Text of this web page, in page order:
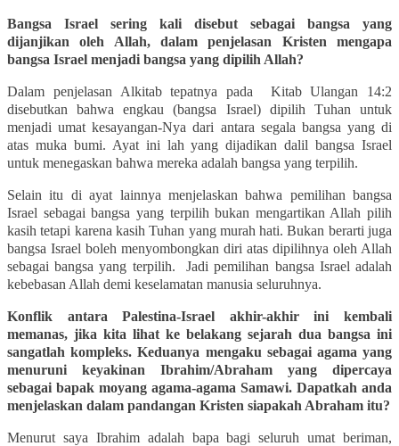
Bangsa Israel sering kali disebut sebagai bangsa yang
dijanjikan oleh Allah, dalam penjelasan Kristen mengapa
bangsa Israel menjadi bangsa yang dipilih Allah?
Dalam penjelasan Alkitab tepatnya pada
Kitab Ulangan 14:2
disebutkan bahwa engkau (bangsa Israel) dipilih Tuhan untuk
menjadi umat kesayangan-Nya dari antara segala bangsa yang di
atas muka bumi. Ayat ini lah yang dijadikan dalil bangsa Israel
untuk menegaskan bahwa mereka adalah bangsa yang terpilih.
Selain itu di ayat lainnya menjelaskan bahwa pemilihan bangsa
Israel sebagai bangsa yang terpilih bukan mengartikan Allah pilih
kasih tetapi karena kasih Tuhan yang murah hati. Bukan berarti juga
bangsa Israel boleh menyombongkan diri atas dipilihnya oleh Allah
sebagai bangsa yang terpilih.
Jadi pemilihan bangsa Israel adalah
kebebasan Allah demi keselamatan manusia seluruhnya.
Konflik antara Palestina-Israel akhir-akhir ini kembali
memanas, jika kita lihat ke belakang sejarah dua bangsa ini
sangatlah kompleks. Keduanya mengaku sebagai agama yang
menuruni keyakinan Ibrahim/Abraham yang dipercaya
sebagai bapak moyang agama-agama Samawi. Dapatkah anda
menjelaskan dalam pandangan Kristen siapakah Abraham itu?
Menurut saya Ibrahim adalah bapa bagi seluruh umat beriman,